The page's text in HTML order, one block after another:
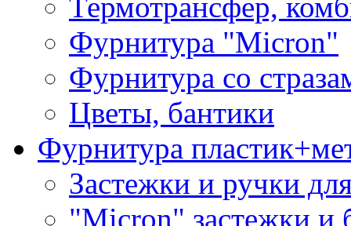
Фурнитура "Micron"
Фурнитура со
Цветы, бантики
Фурнитура
Застежки и ручки
"Micron" застежки и